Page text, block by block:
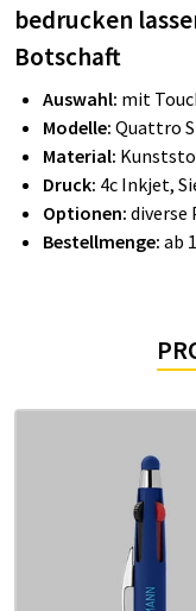
bedrucken
Botschaft
Auswahl: mit
Modelle: Quattro
Material:
Druck: 4c Inkjet,
Optionen: diverse
Bestellmenge: ab